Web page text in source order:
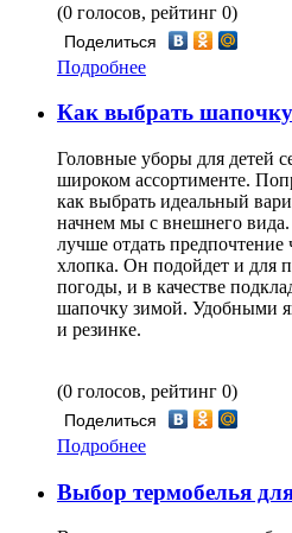
(0 голосов, рейтинг 0)
Поделиться
Подробнее
Как выбрать шапочку
Головные уборы для детей
широком ассортименте.
как выбрать идеальный
начнем мы с внешнего
лучше отдать предпочтение
хлопка. Он подойдет и для
погоды, и в качестве
шапочку зимой. Удобными
и резинке.
(0 голосов, рейтинг 0)
Поделиться
Подробнее
Выбор термобелья